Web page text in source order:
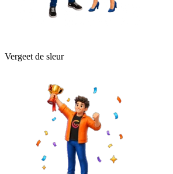
Vergeet de sleur